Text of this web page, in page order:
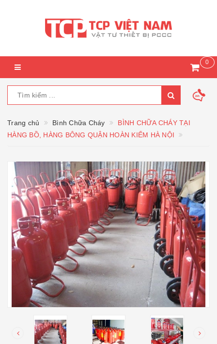
0
Trang chủ Bình Chữa Cháy
BÌNH CHỮA CHÁY TẠI
HÀNG BỒ, HÀNG BÔNG QUẬN HOÀN KIẾM HÀ NỘI